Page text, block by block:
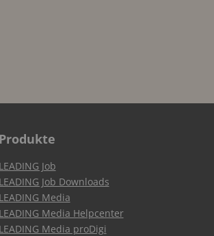
Produkte
LEADING Job
LEADING Job Downloads
LEADING Media
LEADING Media Helpcenter
LEADING Media proDigi